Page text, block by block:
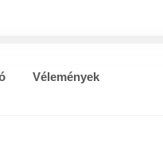
Vélemények